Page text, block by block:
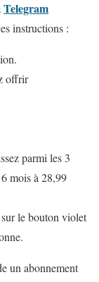
Telegram
instructions :
offrir
parmi les 3
mois à 28,99
le bouton violet
un abonnement